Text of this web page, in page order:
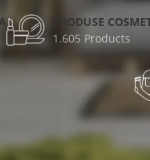
PRODUSE
1.605 Products